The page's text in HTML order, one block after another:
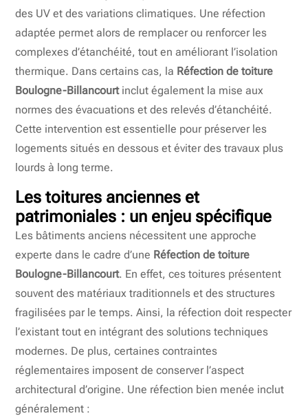
des UV et des variations climatiques. Une réfection
adaptée permet alors de remplacer ou renforcer les
complexes d’étanchéité, tout en améliorant l’isolation
thermique. Dans certains cas, la Réfection de toiture
Boulogne-Billancourtinclut également la mise aux
normes des évacuations et des relevés d’étanchéité.
Cette intervention est essentielle pour préserver les
logements situés en dessous et éviter des travaux plus
lourds à long terme.
Les toitures anciennes et
patrimoniales : un enjeu spécifique
Les bâtiments anciens nécessitent une approche
experte dans le cadre d’une Réfection de toiture
Boulogne-Billancourt. En effet, ces toitures présentent
souvent des matériaux traditionnels et des structures
fragilisées par le temps. Ainsi, la réfection doit respecter
l’existant tout en intégrant des solutions techniques
modernes. De plus, certaines contraintes
réglementaires imposent de conserver l’aspect
architectural d’origine. Une réfection bien menée inclut
généralement :